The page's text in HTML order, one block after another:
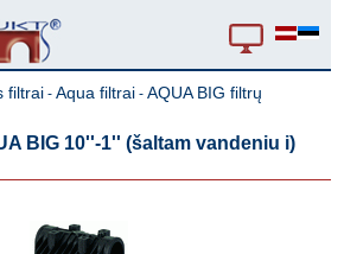
filtrai -Aqua filtrai -AQUA BIG filtrų
BIG 10''-1'' (šaltam vandeniu i)